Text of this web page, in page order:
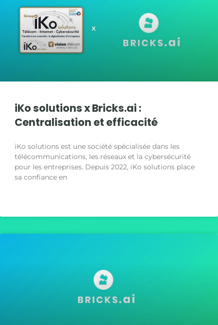
iKo solutions x Bricks.ai :
Centralisation et efficacité
iKo solutions est une société spécialisée dans les
télécommunications, les réseaux et la cybersécurité
pour les entreprises. Depuis 2022, iKo solutions place
sa confiance en